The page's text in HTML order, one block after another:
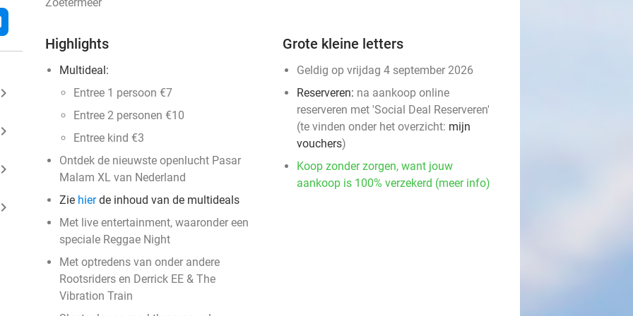
keyboard_arrow_right
keyboard_arrow_right
keyboard_arrow_right
keyboard_arrow_right
Highlights
Multideal:
Entree 1 persoon €7
Entree 2 personen €10
Entree kind €3
Ontdek de nieuwste openlucht Pasar
Malam XL van Nederland
Zie hierde inhoud van de multideals
Met live entertainment, waaronder een
speciale Reggae Night
Met optredens van onder andere
Rootsriders en Derrick EE & The
Vibration Train
Grote kleine letters
Geldig op vrijdag 4 september 2026
Reserveren: na aankoop online
reserveren met 'Social Deal Reserveren'
(te vinden onder het overzicht: mijn
vouchers)
Koop zonder zorgen, want jouw
aankoop is 100% verzekerd (meer info)